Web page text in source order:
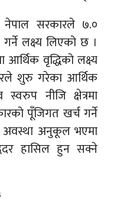
सरकारले ७.०
लक्ष्य लिएको छ ।
आर्थिक वृद्धिको लक्ष्य
शुरु गरेका आर्थिक
स्वरुप नीजि क्षेत्रमा
पूँजिगत खर्च गर्ने
अवस्था अनुकूल भएमा
हासिल हुन सक्ने